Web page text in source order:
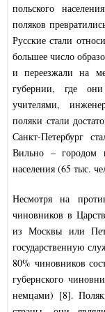
польского
поляков
Русские стали
большее число
и переезжали на
губернии, где
учителями,
поляки стали
Санкт-Петербург
Вильно – городом
населения (65 тыс.
Несмотря на
чиновников в
из Москвы или
государственную
80% чиновников
губернского
немцами) [8].